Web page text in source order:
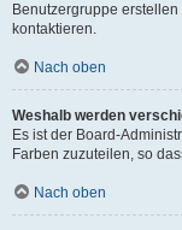
Benutzergruppe
kontaktieren.
Nach oben
Weshalb werden
Es ist der Board-
Farben zuzuteilen, so
Nach oben